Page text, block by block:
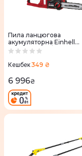
Пила ланцюгова
акумуляторна Einhell
FORTEXXA 18/30 X-
Кешбек349 ₴
6 996₴